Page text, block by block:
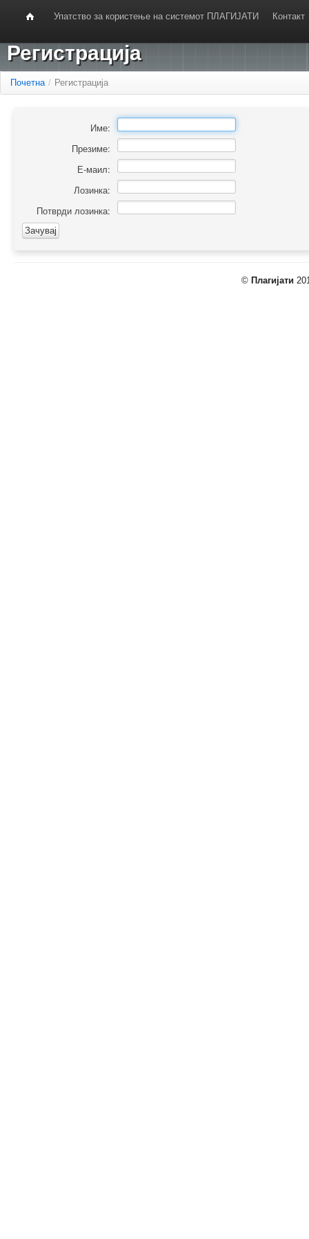
Упатство за користење на системот ПЛАГИЈАТИ Контакт
Регистрација
Почетна / Регистрација
Име:
Презиме:
Е-маил:
Лозинка:
Потврди лозинка:
© Плагијати